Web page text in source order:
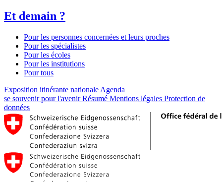
Et demain ?
Pour les personnes concernées et leurs proches
Pour les spécialistes
Pour les écoles
Pour les institutions
Pour tous
Exposition itinérante nationale Agenda
se souvenir pour l'avenirRésumé Mentions légales Protection de
données